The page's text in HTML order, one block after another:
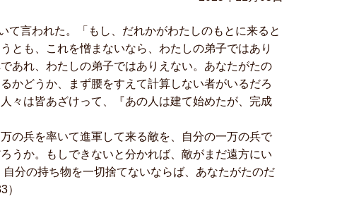
て言われた。「もし、だれかがわたしのもとに来ると
とも、これを憎まないなら、わたしの弟子ではあり
あれ、わたしの弟子ではありえない。あなたがたの
かどうか、まず腰をすえて計算しない者がいるだろ
々は皆あざけって、『あの人は建て始めたが、完成
の兵を率いて進軍して来る敵を、自分の一万の兵で
うか。もしできないと分かれば、敵がまだ遠方にい
分の持ち物を一切捨てないならば、あなたがたのだ
）